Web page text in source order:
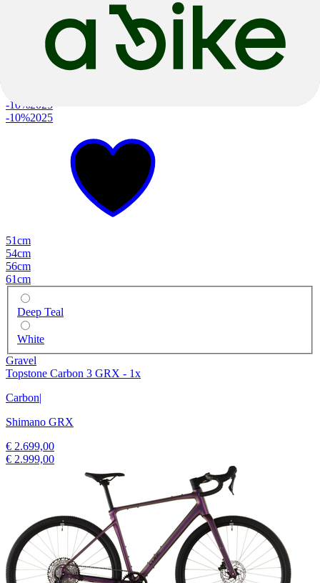
-10%2025
-10%2025
51cm
54cm
56cm
61cm
Deep Teal
White
Gravel
Topstone Carbon 3 GRX - 1x
Carbon|
Shimano GRX
€ 2.699,00
€ 2.999,00